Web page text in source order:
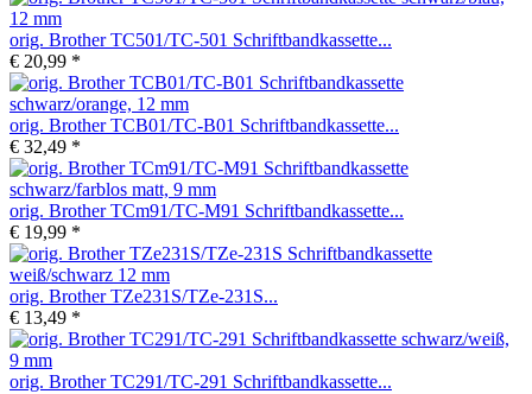
orig. Brother TC501/TC-501 Schriftbandkassette...
€ 20,99 *
orig. Brother TCB01/TC-B01 Schriftbandkassette...
€ 32,49 *
orig. Brother TCm91/TC-M91 Schriftbandkassette...
€ 19,99 *
orig. Brother TZe231S/TZe-231S...
€ 13,49 *
orig. Brother TC291/TC-291 Schriftbandkassette...